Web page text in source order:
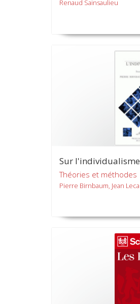
Renaud Sainsaulieu
Sur l'individualisme
Théories et méthodes
Pierre Birnbaum, Jean Leca